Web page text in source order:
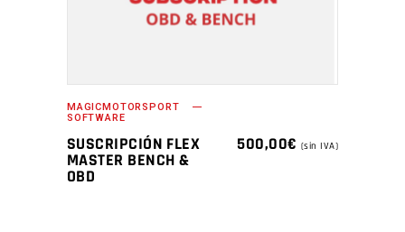
MAGICMOTORSPORT
SOFTWARE
SUSCRIPCIÓN FLEX
MASTER BENCH &
OBD
500,00€ (sin IVA)